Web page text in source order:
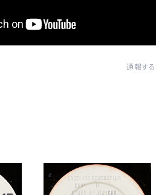
通報する